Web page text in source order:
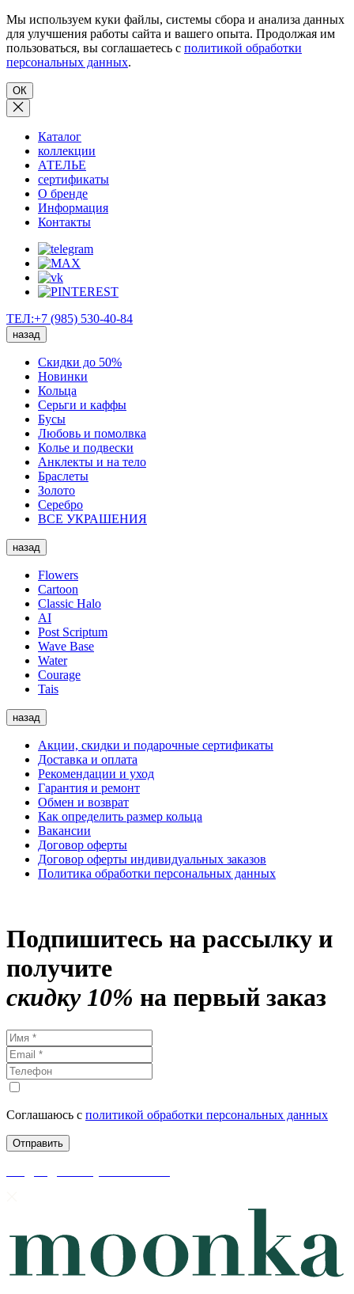
Мы используем куки файлы, системы сбора и анализа данных
для улучшения работы сайта и вашего опыта. Продолжая им
пользоваться, вы соглашаетесь с политикой обработки
персональных данных.
ОК
Каталог
коллекции
АТЕЛЬЕ
сертификаты
О бренде
Информация
Контакты
ТЕЛ:+7 (985) 530-40-84
назад
Скидки до 50%
Новинки
Кольца
Серьги и каффы
Бусы
Любовь и помолвка
Колье и подвески
Анклекты и на тело
Браслеты
Золото
Серебро
ВСЕ УКРАШЕНИЯ
назад
Flowers
Cartoon
Classic Halo
AI
Post Scriptum
Wave Base
Water
Courage
Tais
назад
Акции, скидки и подарочные сертификаты
Доставка и оплата
Рекомендации и уход
Гарантия и ремонт
Обмен и возврат
Как определить размер кольца
Вакансии
Договор оферты
Договор оферты индивидуальных заказов
Политика обработки персональных данных
Подпишитесь на рассылку и
получите
скидку 10% на первый заказ
Соглашаюсь с политикой обработки персональных данных